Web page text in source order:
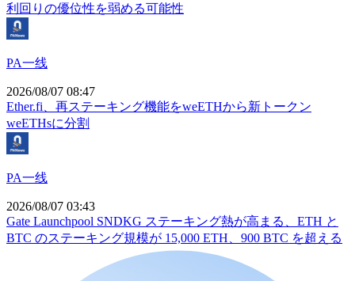
利回りの優位性を弱める可能性
PA一线
2026/08/07 08:47
Ether.fi、再ステーキング機能をweETHから新トークン
weETHsに分割
PA一线
2026/08/07 03:43
Gate Launchpool SNDKG ステーキング熱が高まる、ETH と
BTC のステーキング規模が 15,000 ETH、900 BTC を超える